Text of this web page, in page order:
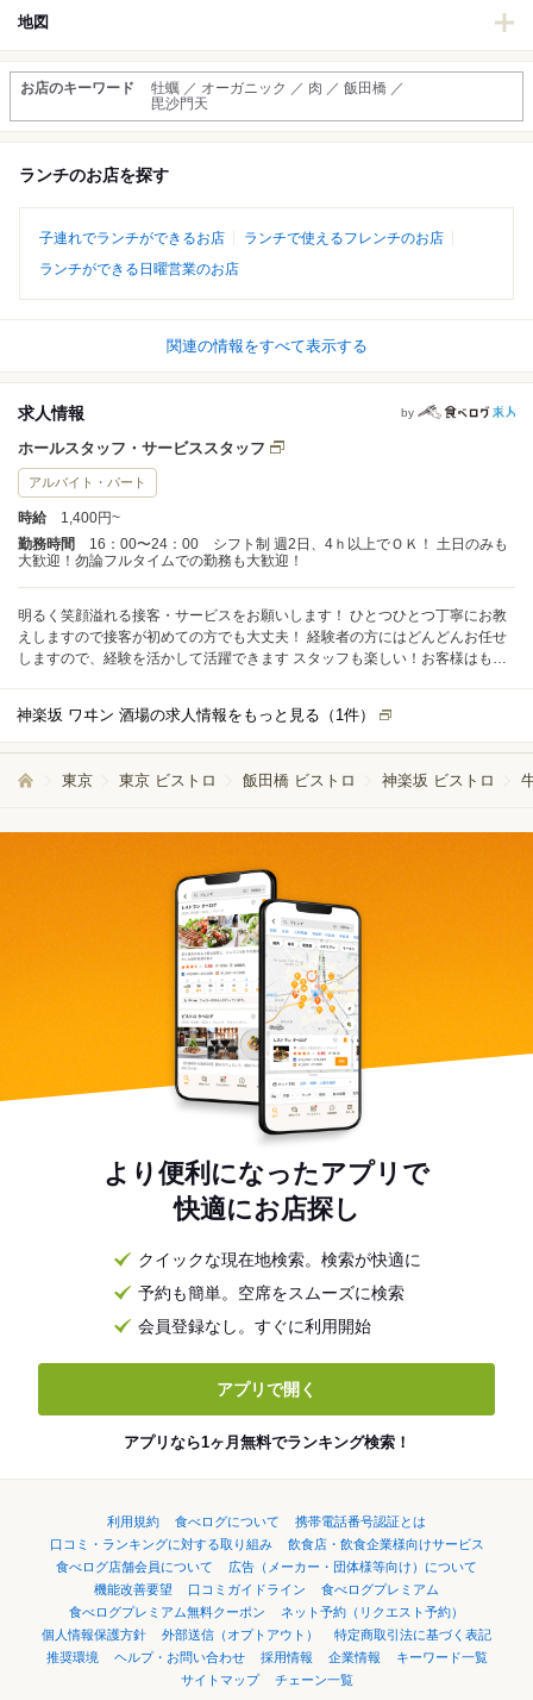
地図
お店のキーワード
牡蠣 ／ オーガニック ／ 肉 ／ 飯田橋 ／
毘沙門天
ランチのお店を探す
子連れでランチができるお店
ランチで使えるフレンチのお店
ランチができる日曜営業のお店
関連の情報をすべて表示する
求人情報 by
ホールスタッフ・サービススタッフ
アルバイト・パート
時給
1,400円~
勤務時間
16：00〜24：00 シフト制 週2日、4ｈ以上でＯＫ！ 土日のみも
大歓迎！勿論フルタイムでの勤務も大歓迎！
明るく笑顔溢れる接客・サービスをお願いします！ ひとつひとつ丁寧にお教
えしますので接客が初めての方でも大丈夫！ 経験者の方にはどんどんお任せ
しますので、経験を活かして活躍できます スタッフも楽しい！お客様はもっ
神楽坂 ワヰン 酒場の求人情報をもっと見る（ 1件）
東京 東京 ビストロ 飯田橋 ビストロ 神楽坂 ビストロ
より便利になったアプリで
快適にお店探し
クイックな現在地検索。検索が快適に
予約も簡単。空席をスムーズに検索
会員登録なし。すぐに利用開始
アプリで開く
アプリなら1ヶ月無料でランキング検索！
利用規約 食べログについて
携帯電話番号認証とは
口コミ・ランキングに対する取り組み
飲食店・飲食企業様向けサービス
食べログ店舗会員について
広告（メーカー・団体様等向け）について
機能改善要望
口コミガイドライン
食べログプレミアム
食べログプレミアム無料クーポン
ネット予約（リクエスト予約）
個人情報保護方針
外部送信（オプトアウト）
特定商取引法に基づく表記
推奨環境
ヘルプ・お問い合わせ 採用情報 企業情報
キーワード一覧
サイトマップ
チェーン一覧